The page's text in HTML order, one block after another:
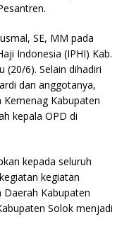
SE, MM pada
Indonesia (IPHI) Kab.
(20/6). Selain dihadiri
dan anggotanya,
Kabupaten
kepala OPD di
kepada seluruh
kegiatan
Kabupaten
Solok menjadi